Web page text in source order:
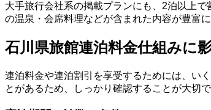
大手旅行会社系の掲載プランにも、2泊以上
の温泉・会席料理などが含まれた内容が豊富
石川県旅館連泊料金仕組みに
連泊料金や連泊割引を享受するためには、い
とがあるため、しっかり確認することが大切で